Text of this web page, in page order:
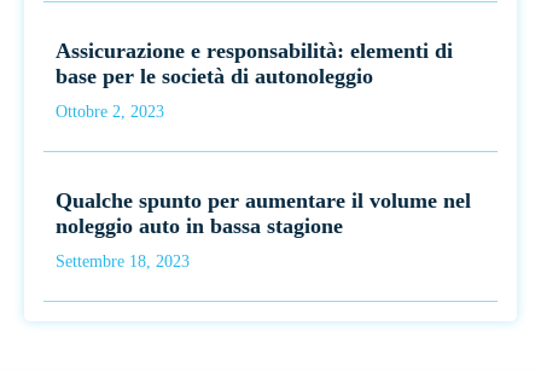
Assicurazione e responsabilità: elementi di
base per le società di autonoleggio
Ottobre 2, 2023
Qualche spunto per aumentare il volume nel
noleggio auto in bassa stagione
Settembre 18, 2023